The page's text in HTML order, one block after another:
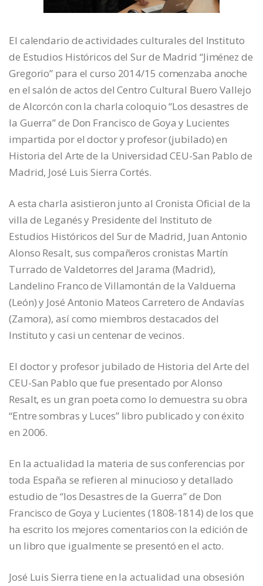
El calendario de actividades culturales del Instituto
de Estudios Históricos del Sur de Madrid “Jiménez de
Gregorio” para el curso 2014/15 comenzaba anoche
en el salón de actos del Centro Cultural Buero Vallejo
de Alcorcón con la charla coloquio “Los desastres de
la Guerra” de Don Francisco de Goya y Lucientes
impartida por el doctor y profesor (jubilado) en
Historia del Arte de la Universidad CEU-San Pablo de
Madrid, José Luis Sierra Cortés.
A esta charla asistieron junto al Cronista Oficial de la
villa de Leganés y Presidente del Instituto de
Estudios Históricos del Sur de Madrid, Juan Antonio
Alonso Resalt, sus compañeros cronistas Martín
Turrado de Valdetorres del Jarama (Madrid),
Landelino Franco de Villamontán de la Valduerna
(León) y José Antonio Mateos Carretero de Andavías
(Zamora), así como miembros destacados del
Instituto y casi un centenar de vecinos.
El doctor y profesor jubilado de Historia del Arte del
CEU-San Pablo que fue presentado por Alonso
Resalt, es un gran poeta como lo demuestra su obra
“Entre sombras y Luces” libro publicado y con éxito
en 2006.
En la actualidad la materia de sus conferencias por
toda España se refieren al minucioso y detallado
estudio de “los Desastres de la Guerra” de Don
Francisco de Goya y Lucientes (1808-1814) de los que
ha escrito los mejores comentarios con la edición de
un libro que igualmente se presentó en el acto.
José Luis Sierra tiene en la actualidad una obsesión